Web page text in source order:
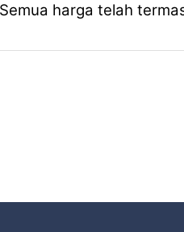
Semua harga telah